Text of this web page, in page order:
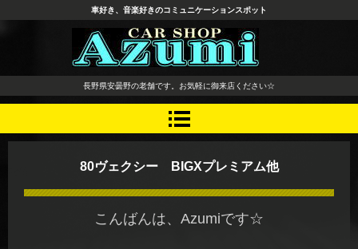
長野県 安曇野市 タイヤ ホ
イール デッドニング カーオ
ーディオ レカロシート
車好き、音楽好きのコミュニケーションスポット
長野県安曇野の老舗です。お気軽に御来店ください☆
80ヴェクシー BIGXプレミアム他
こんばんは、Azumiです☆